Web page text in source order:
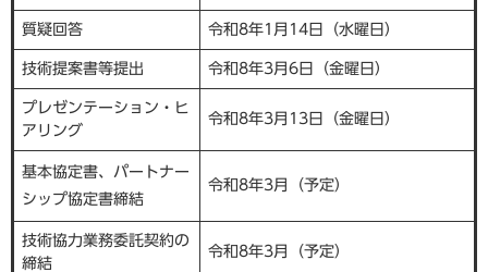
質疑回答 令和8年1月14日（水曜日）
技術提案書等提出 令和8年3月6日（金曜日）
プレゼンテーション・ヒ
アリング
令和8年3月13日（金曜日）
基本協定書、パートナー
シップ協定書締結
令和8年3月（予定）
技術協力業務委託契約の
締結
令和8年3月（予定）